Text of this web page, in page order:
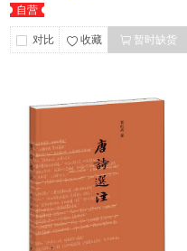
自营
对比 收藏 暂时缺货